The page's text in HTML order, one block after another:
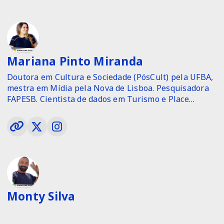
Mariana Pinto Miranda
Doutora em Cultura e Sociedade (PósCult) pela UFBA,
mestra em Mídia pela Nova de Lisboa. Pesquisadora
FAPESB. Cientista de dados em Turismo e Place
Comunicação Estratégica, Marca e Cultura (Logos).
Monty Silva